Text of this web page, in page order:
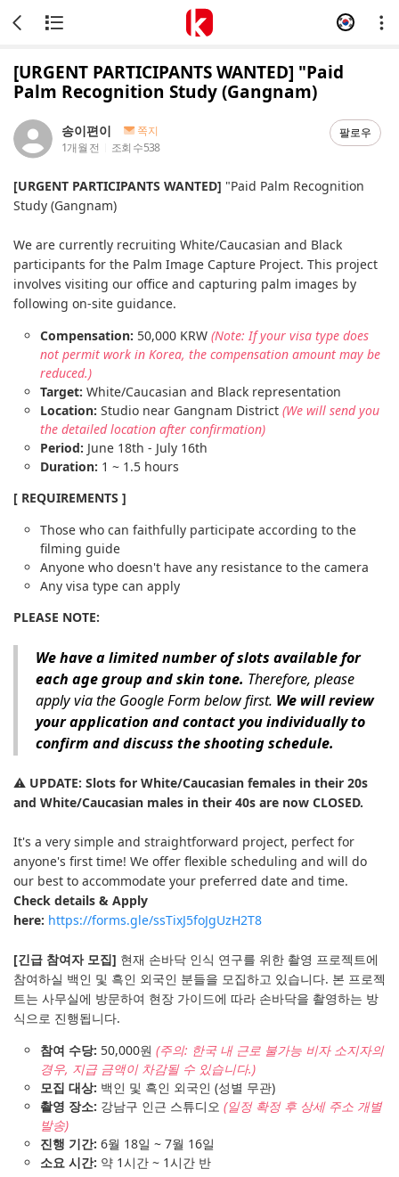
[URGENT PARTICIPANTS WANTED] "Paid
Palm Recognition Study (Gangnam)
송이편이
쪽지
1개월 전
조회 수538
팔로우
[URGENT PARTICIPANTS WANTED] "Paid Palm Recognition
Study (Gangnam)
We are currently recruiting White/Caucasian and Black
participants for the Palm Image Capture Project. This project
involves visiting our office and capturing palm images by
following on-site guidance.
Compensation: 50,000 KRW (Note: If your visa type does
not permit work in Korea, the compensation amount may be
reduced.)
Target: White/Caucasian and Black representation
Location: Studio near Gangnam District (We will send you
the detailed location after confirmation)
Period: June 18th - July 16th
Duration: 1 ~ 1.5 hours
[ REQUIREMENTS ]
Those who can faithfully participate according to the
filming guide
Anyone who doesn't have any resistance to the camera
Any visa type can apply
PLEASE NOTE:
We have a limited number of slots available for
each age group and skin tone. Therefore, please
apply via the Google Form below first. We will review
your application and contact you individually to
confirm and discuss the shooting schedule.
⚠️ UPDATE: Slots for White/Caucasian females in their 20s
and White/Caucasian males in their 40s are now CLOSED.
It's a very simple and straightforward project, perfect for
anyone's first time! We offer flexible scheduling and will do
our best to accommodate your preferred date and time.
Check details & Apply
here: https://forms.gle/ssTixJ5foJgUzH2T8
[긴급 참여자 모집] 현재 손바닥 인식 연구를 위한 촬영 프로젝트에
참여하실 백인 및 흑인 외국인 분들을 모집하고 있습니다. 본 프로젝
트는 사무실에 방문하여 현장 가이드에 따라 손바닥을 촬영하는 방
식으로 진행됩니다.
참여 수당: 50,000원 (주의: 한국 내 근로 불가능 비자 소지자의
경우, 지급 금액이 차감될 수 있습니다.)
모집 대상: 백인 및 흑인 외국인 (성별 무관)
촬영 장소: 강남구 인근 스튜디오 (일정 확정 후 상세 주소 개별
발송)
진행 기간: 6월 18일 ~ 7월 16일
소요 시간: 약 1시간 ~ 1시간 반